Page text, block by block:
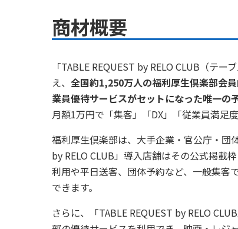
商材概要
「TABLE REQUEST by RELO CLUB（テ
え、 全国約1,250万人の福利厚生倶楽部会
業員優待サービスがセットになった唯一の
月額1万円で「集客」「DX」「従業員満足
福利厚生倶楽部は、大手企業・官公庁・団
by RELO CLUB」導入店舗はその公式掲載
利用や平日送客、団体予約など、一般集客
できます。
さらに、「TABLE REQUEST by RELO